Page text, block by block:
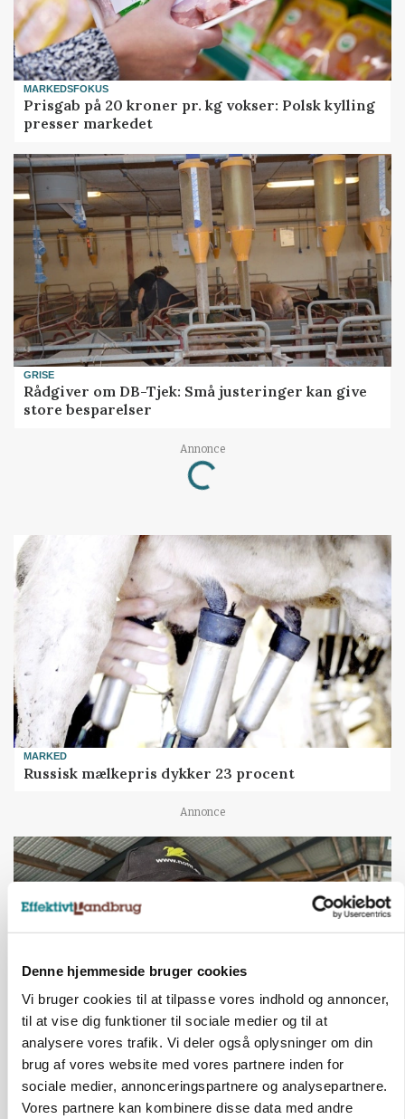
Denne hjemmeside bruger cookies
Vi bruger cookies til at tilpasse vores indhold og annoncer,
til at vise dig funktioner til sociale medier og til at
analysere vores trafik. Vi deler også oplysninger om din
brug af vores website med vores partnere inden for
sociale medier, annonceringspartnere og analysepartnere.
Vores partnere kan kombinere disse data med andre
MARKEDSFOKUS
Prisgab på 20 kroner pr. kg vokser: Polsk kylling
presser markedet
GRISE
Rådgiver om DB-Tjek: Små justeringer kan give
store besparelser
Annonce
Loading...
MARKED
Russisk mælkepris dykker 23 procent
Annonce
POLITIK
»Nu stopper I«: Landbrugsdebattør og
protestgruppe vil demonstrere mod ny
gødskningslov